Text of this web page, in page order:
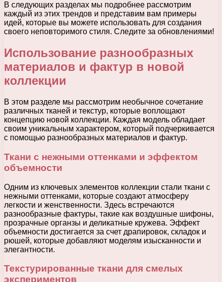
В следующих разделах мы подробнее рассмотрим
каждый из этих трендов и представим вам примеры
идей, которые вы можете использовать для создания
своего неповторимого стиля. Следите за обновлениями!
Использование разнообразных
материалов и фактур в новой
коллекции
В этом разделе мы рассмотрим необычное сочетание
различных тканей и текстур, которые воплощают
концепцию новой коллекции. Каждая модель обладает
своим уникальным характером, который подчеркивается
с помощью разнообразных материалов и фактур.
Ткани с нежными оттенками и эффектом
объемности
Одним из ключевых элементов коллекции стали ткани с
нежными оттенками, которые создают атмосферу
легкости и женственности. Здесь встречаются
разнообразные фактуры, такие как воздушные шифоны,
прозрачные органзы и деликатные кружева. Эффект
объемности достигается за счет драпировок, складок и
рюшей, которые добавляют моделям изысканности и
элегантности.
Текстурированные ткани для смелых
экспериментов